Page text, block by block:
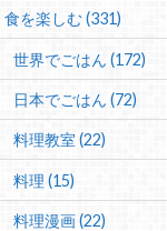
食を楽しむ (331)
世界でごはん (172)
日本でごはん (72)
料理教室 (22)
料理 (15)
料理漫画 (22)